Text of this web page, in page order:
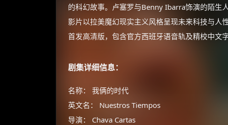
的科幻故事。卢塞罗与Benny Ibarra饰演的陌生
影片以拉美魔幻现实主义风格呈现未来科技与人
首发高清版，包含官方西班牙语音轨及精校中文
剧集详细信息：
名称： 我俩的时代
英文名： Nuestros Tiempos
导演： Chava Cartas